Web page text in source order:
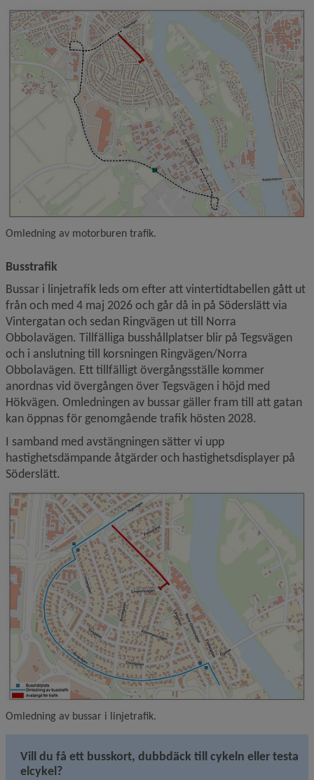
Omledning av motorburen trafik.
Busstrafik
Bussar i linjetrafik leds om efter att vintertidtabellen gått ut
från och med 4 maj 2026 och går då in på Söderslätt via
Vintergatan och sedan Ringvägen ut till Norra
Obbolavägen. Tillfälliga busshållplatser blir på Tegsvägen
och i anslutning till korsningen Ringvägen/Norra
Obbolavägen. Ett tillfälligt övergångsställe kommer
anordnas vid övergången över Tegsvägen i höjd med
Hökvägen. Omledningen av bussar gäller fram till att gatan
kan öppnas för genomgående trafik hösten 2028.
I samband med avstängningen sätter vi upp
hastighetsdämpande åtgärder och hastighetsdisplayer på
Söderslätt.
Omledning av bussar i linjetrafik.
Vill du få ett busskort, dubbdäck till cykeln eller testa
elcykel?